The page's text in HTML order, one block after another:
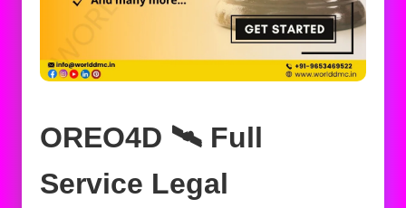
OREO4D 🛰️‍ Full
Service Legal